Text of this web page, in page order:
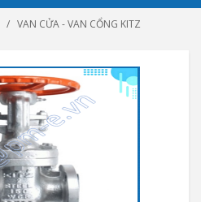
VAN CỬA - VAN CỔNG KITZ